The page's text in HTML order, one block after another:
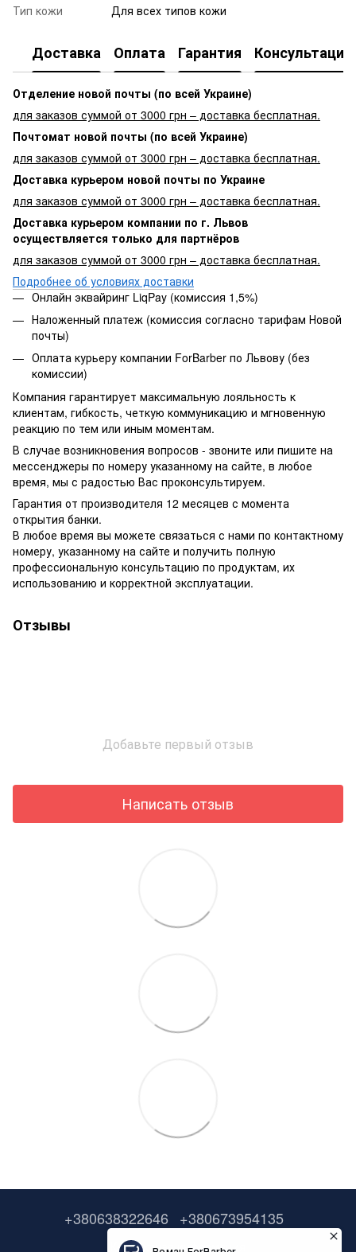
Тип кожи Для всех типов кожи
Доставка Оплата Гарантия Консультация
Отделение новой почты (по всей Украине)
для заказов суммой от 3000 грн – доставка бесплатная.
Почтомат новой почты (по всей Украине)
для заказов суммой от 3000 грн – доставка бесплатная.
Доставка курьером новой почты по Украине
для заказов суммой от 3000 грн – доставка бесплатная.
Доставка курьером компании по г. Львов
осуществляется только для партнёров
для заказов суммой от 3000 грн – доставка бесплатная.
Подробнее об условиях доставки
Онлайн эквайринг LiqPay (комиссия 1,5%)
Наложенный платеж (комиссия согласно тарифам Новой
почты)
Оплата курьеру компании ForBarber по Львову (без
комиссии)
Компания гарантирует максимальную лояльность к
клиентам, гибкость, четкую коммуникацию и мгновенную
реакцию по тем или иным моментам.
В случае возникновения вопросов - звоните или пишите на
мессенджеры по номеру указанному на сайте, в любое
время, мы с радостью Вас проконсультируем.
Гарантия от производителя 12 месяцев с момента
открытия банки.
В любое время вы можете связаться с нами по контактному
номеру, указанному на сайте и получить полную
профессиональную консультацию по продуктам, их
использованию и корректной эксплуатации.
Отзывы
Добавьте первый отзыв
Написать отзыв
+380638322646 +380673954135
Контактная информация